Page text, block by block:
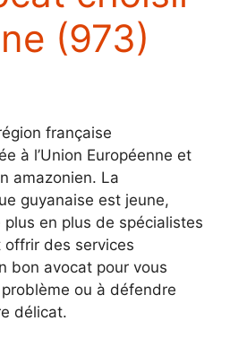
(973)
française
à l’Union Européenne et
amazonien. La
guyanaise est jeune,
en plus de spécialistes
des services
bon avocat pour vous
ou à défendre
délicat.